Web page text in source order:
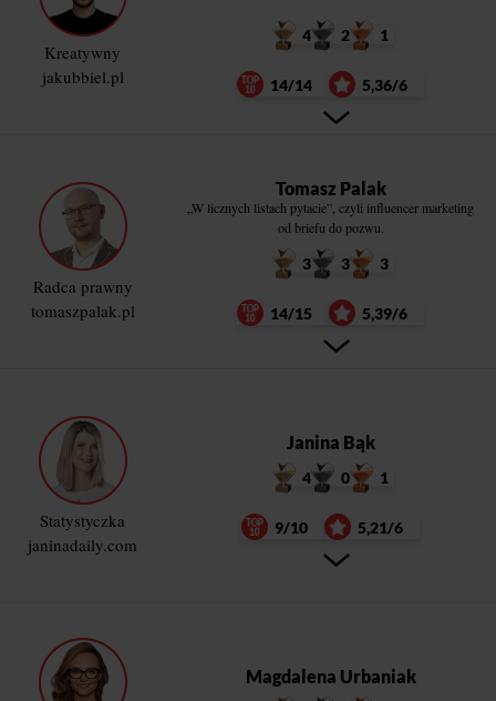
Kreatywny
jakubbiel.pl
4 2 1
14/14 5,36/6
Radca prawny
tomaszpalak.pl
Tomasz Palak
„W licznych listach pytacie”, czyli influencer marketing
od briefu do pozwu.
3 3 3
14/15 5,39/6
Statystyczka
janinadaily.com
Janina Bąk
4 0 1
9/10 5,21/6
Magdalena Urbaniak